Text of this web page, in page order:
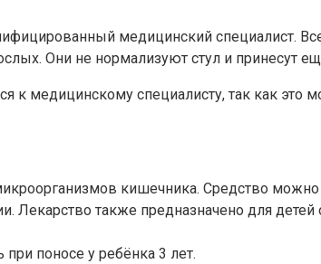
медицинский специалист.
Они не нормализуют стул и принесут
медицинскому специалисту, так как это
кишечника. Средство
также предназначено для детей
поносе у ребёнка 3 лет.